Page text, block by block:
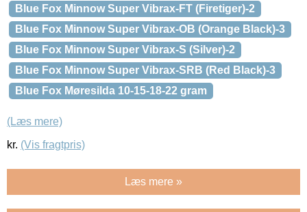
Blue Fox Minnow Super Vibrax-FT (Firetiger)-2
Blue Fox Minnow Super Vibrax-OB (Orange Black)-3
Blue Fox Minnow Super Vibrax-S (Silver)-2
Blue Fox Minnow Super Vibrax-SRB (Red Black)-3
Blue Fox Møresilda 10-15-18-22 gram
(Læs mere)
kr. (Vis fragtpris)
Læs mere »